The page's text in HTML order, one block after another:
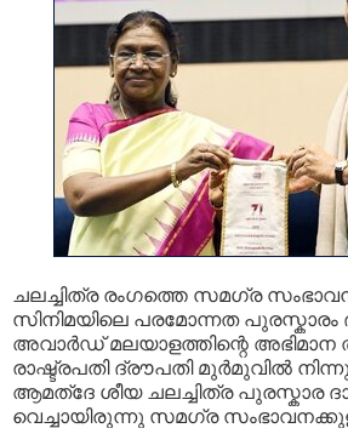
ചലച്ചിത്ര രംഗത്തെ സമഗ്ര
സിനിമയിലെ പരമോന്നത
അവാര്‍ഡ് മലയാളത്തിന്റെ
രാഷ്ട്രപതി ദ്രൗപതി മുർമുവിൽ
ആമത്ദേ ശീയ ചലച്ചിത്ര പുരസ്കാര
വെച്ചായിരുന്നു സമഗ്ര